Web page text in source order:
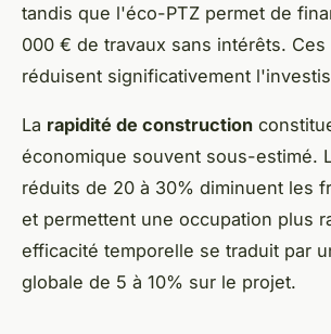
tandis que l'éco-PTZ permet de
000 € de travaux sans intérêts. Ces
réduisent significativement
La rapidité de construction
économique souvent sous-estimé.
réduits de 20 à 30% diminuent les
et permettent une occupation plus
efficacité temporelle se traduit par
globale de 5 à 10% sur le projet.